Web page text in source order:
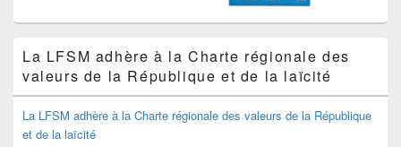
La LFSM adhère à la Charte régionale des
valeurs de la République et de la laïcité
La LFSM adhère à la Charte régionale des valeurs de la République
et de la laïcité